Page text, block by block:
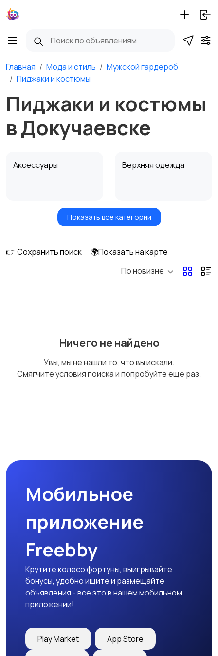
Главная Мода и стиль
Мужской гардероб
Пиджаки и костюмы
Пиджаки и костюмы
в Докучаевске
Аксессуары Верхняя одежда
Головные уборы Домашняя одежда
Нижнее белье
Футболки и поло Штаны и шорты
Другое
Показать все категории
👉 Сохранить поиск
🌍Показать на карте
По новизне
Ничего не найдено
Увы, мы не нашли то, что вы искали.
Смягчите условия поиска и попробуйте еще раз.
Мобильное
приложение
Freebby
Крутите колесо фортуны, выигрывайте
бонусы, удобно ищите и размещайте
объявления - все это в нашем мобильном
приложении!
Play Market App Store